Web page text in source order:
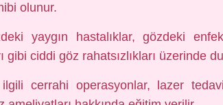
olunur.
yaygın hastalıklar, gözdeki
gibi ciddi göz rahatsızlıkları üzerinde
cerrahi operasyonlar, lazer